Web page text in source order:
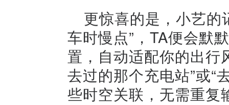
更惊喜的是，小艺的
车时慢点”，TA便会默
置，自动适配你的出行
去过的那个充电站”或“
些时空关联，无需重复